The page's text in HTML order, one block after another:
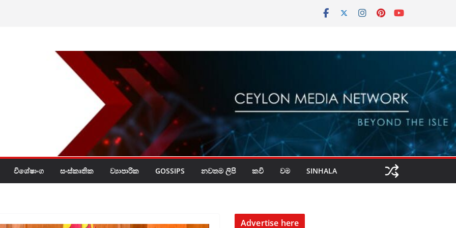
විශේෂාංග සංස්කෘතික ව්‍යාපාරික GOSSIPS නවතම ලිපි කවි වම SINHALA
Advertise here